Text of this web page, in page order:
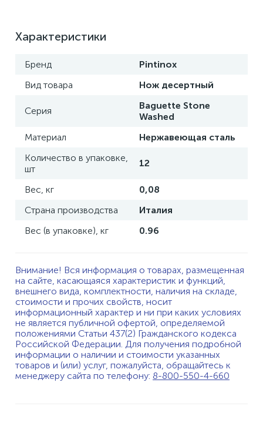
Характеристики
Бренд
Pintinox
Вид товара
Нож десертный
Серия
Baguette Stone
Washed
Материал
Нержавеющая сталь
Количество в упаковке,
шт
12
Вес, кг
0,08
Страна производства
Италия
Вес (в упаковке), кг
0.96
Внимание! Вся информация о товарах, размещенная
на сайте, касающаяся характеристик и функций,
внешнего вида, комплектности, наличия на складе,
стоимости и прочих свойств, носит
информационный характер и ни при каких условиях
не является публичной офертой, определяемой
положениями Статьи 437(2) Гражданского кодекса
Российской Федерации. Для получения подробной
информации о наличии и стоимости указанных
товаров и (или) услуг, пожалуйста, обращайтесь к
менеджеру сайта по телефону: 8-800-550-4-660